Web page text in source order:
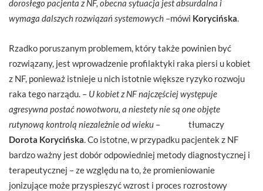
dorosłego pacjenta z NF, obecna sytuacja jest absurdalna i
wymaga dalszych rozwiązań systemowych –mówi Korycińska
Rzadko poruszanym problemem, który także powinien być
rozwiązany, jest wprowadzenie profilaktyki raka piersi u kobiet
z NF, ponieważ istnieje u nich istotnie większe ryzyko rozwoju
raka tego narządu. – U kobiet z NF najczęściej występuje
agresywna postać nowotworu, a niestety nie są one objęte
rutynową kontrolą niezależnie od wieku – tłumaczy
Dorota Korycińska . Co istotne, w przypadku pacjentek z NF
bardzo ważny jest dobór odpowiedniej metody diagnostycznej i
terapeutycznej – ze względu na to, że promieniowanie
jonizujące może przyspieszyć wzrost i proces rozrostowy